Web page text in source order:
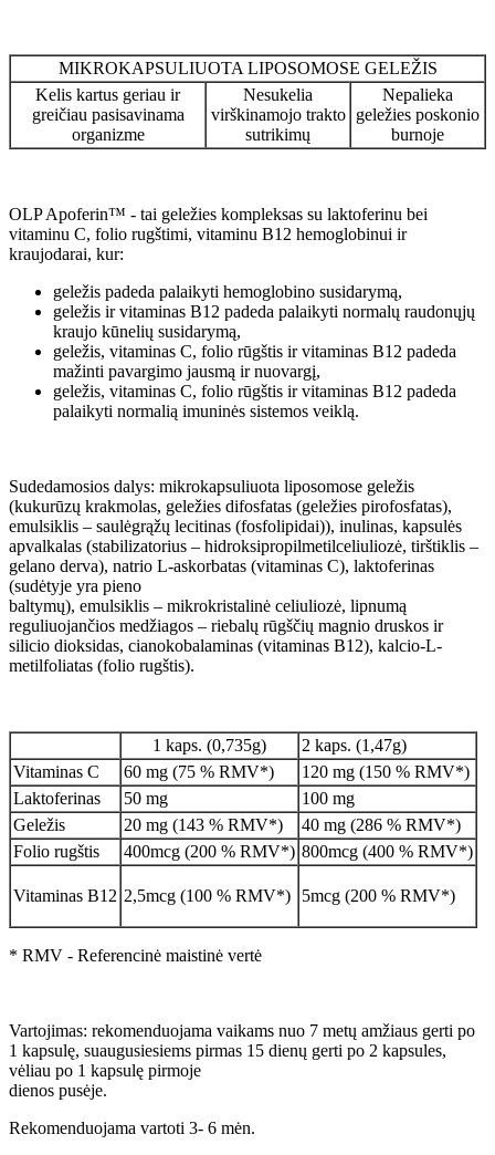
MIKROKAPSULIUOTA LIPOSOMOSE GELEŽIS
Kelis kartus geriau ir
greičiau pasisavinama
organizme
Nesukelia
virškinamojo trakto
sutrikimų
Nepalieka
geležies poskonio
burnoje
OLP Apoferin™ - tai geležies kompleksas su laktoferinu bei
vitaminu C, folio rugštimi, vitaminu B12 hemoglobinui ir
kraujodarai, kur:
geležis padeda palaikyti hemoglobino susidarymą,
geležis ir vitaminas B12 padeda palaikyti normalų raudonųjų
kraujo kūnelių susidarymą,
geležis, vitaminas C, folio rūgštis ir vitaminas B12 padeda
mažinti pavargimo jausmą ir nuovargį,
geležis, vitaminas C, folio rūgštis ir vitaminas B12 padeda
palaikyti normalią imuninės sistemos veiklą.
Sudedamosios dalys: mikrokapsuliuota liposomose geležis
(kukurūzų krakmolas, geležies difosfatas (geležies pirofosfatas),
emulsiklis – saulėgrąžų lecitinas (fosfolipidai)), inulinas, kapsulės
apvalkalas (stabilizatorius – hidroksipropilmetilceliuliozė, tirštiklis –
gelano derva), natrio L-askorbatas (vitaminas C), laktoferinas
(sudėtyje yra pieno
baltymų), emulsiklis – mikrokristalinė celiuliozė, lipnumą
reguliuojančios medžiagos – riebalų rūgščių magnio druskos ir
silicio dioksidas, cianokobalaminas (vitaminas B12), kalcio-L-
metilfoliatas (folio rugštis).
1 kaps. (0,735g)
2 kaps. (1,47g)
Vitaminas C
60 mg (75 % RMV*)
120 mg (150 % RMV*)
Laktoferinas
50 mg
100 mg
Geležis
20 mg (143 % RMV*)
40 mg (286 % RMV*)
Folio rugštis
400mcg (200 % RMV*) 800mcg (400 % RMV*)
Vitaminas B12 2,5mcg (100 % RMV*) 5mcg (200 % RMV*)
* RMV - Referencinė maistinė vertė
Vartojimas: rekomenduojama vaikams nuo 7 metų amžiaus gerti po
1 kapsulę, suaugusiesiems pirmas 15 dienų gerti po 2 kapsules,
vėliau po 1 kapsulę pirmoje
dienos pusėje.
Rekomenduojama vartoti 3- 6 mėn.